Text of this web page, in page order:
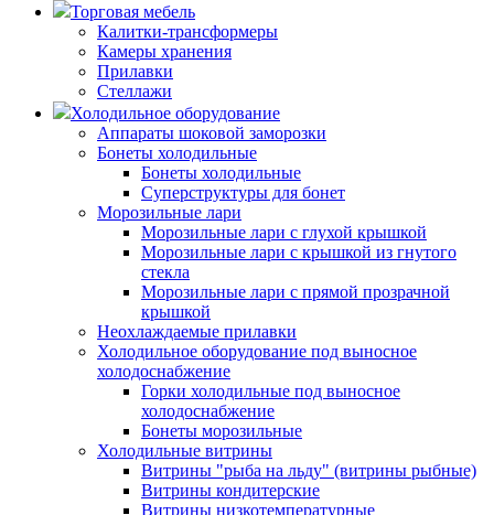
Торговая мебель
Калитки-трансформеры
Камеры хранения
Прилавки
Стеллажи
Холодильное оборудование
Аппараты шоковой заморозки
Бонеты холодильные
Бонеты холодильные
Суперструктуры для бонет
Морозильные лари
Морозильные лари с глухой крышкой
Морозильные лари с крышкой из гнутого
стекла
Морозильные лари с прямой прозрачной
крышкой
Неохлаждаемые прилавки
Холодильное оборудование под выносное
холодоснабжение
Горки холодильные под выносное
холодоснабжение
Бонеты морозильные
Холодильные витрины
Витрины "рыба на льду" (витрины рыбные)
Витрины кондитерские
Витрины низкотемпературные